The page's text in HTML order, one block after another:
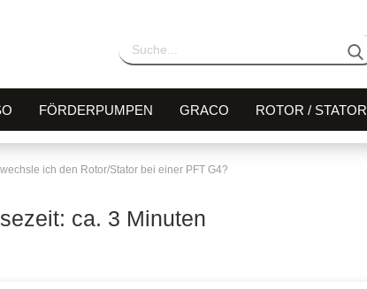
FÖRDERPUMPEN GRACO ROTOR / STATOR
ich den Rotor/Stator bei einer PFT G4?
ca. 3 Minuten